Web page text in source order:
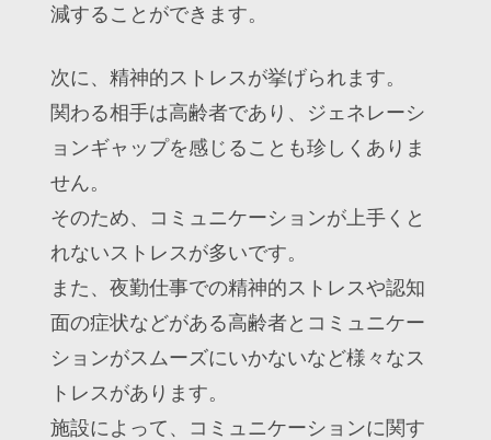
減することができます。
次に、精神的ストレスが挙げられます。
関わる相手は高齢者であり、ジェネレーシ
ョンギャップを感じることも珍しくありま
せん。
そのため、コミュニケーションが上手くと
れないストレスが多いです。
また、夜勤仕事での精神的ストレスや認知
面の症状などがある高齢者とコミュニケー
ションがスムーズにいかないなど様々なス
トレスがあります。
施設によって、コミュニケーションに関す